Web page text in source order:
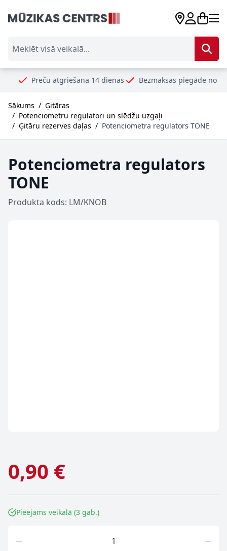
Preču atgriešana 14 dienas Bezmaksas piegāde no 99€
Sākums / Ģitāras
/ Potenciometru regulatori un slēdžu uzgaļi
/ Ģitāru rezerves daļas / Potenciometra regulators TONE
Potenciometra regulators
TONE
Produkta kods: LM/KNOB
0,90 €
Pieejams veikalā (3 gab.)